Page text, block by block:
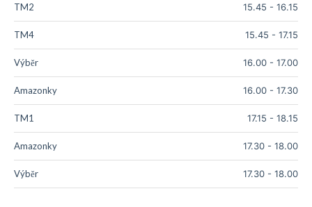
TM2 15.45 - 16.15
TM4 15.45 - 17.15
Výběr 16.00 - 17.00
Amazonky 16.00 - 17.30
TM1 17.15 - 18.15
Amazonky 17.30 - 18.00
Výběr 17.30 - 18.00